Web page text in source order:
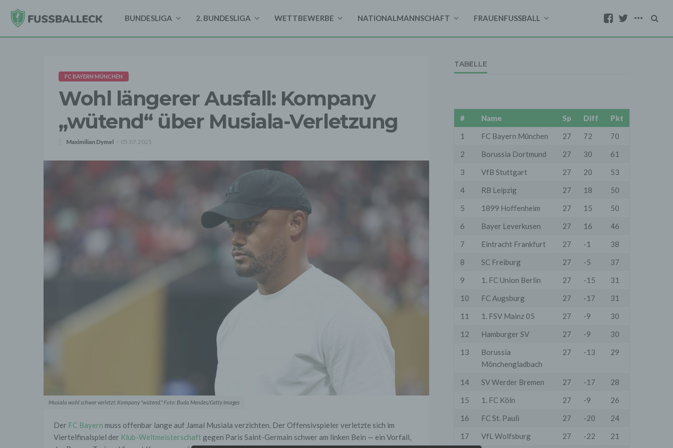
BUNDESLIGA 2. BUNDESLIGA WETTBEWERBE NATIONALMANNSCHAFT FRAUENFUSSBALL
FC BAYERN MÜNCHEN
Wohl längerer Ausfall: Kompany
„wütend“ über Musiala-Verletzung
Maximilian Dymel 05.07.2025
Musiala wohl schwer verletzt: Kompany "wütend." Foto: Buda Mendes/Getty Images
Der FC Bayern muss offenbar lange auf Jamal Musiala verzichten. Der Offensivspieler verletzte sich im
Viertelfinalspiel der Klub-Weltmeisterschaft gegen Paris Saint-Germain schwer am linken Bein — ein Vorfall,
TABELLE
# Name Sp Diff
Pkt
1
FC Bayern München 27 72
70
2
Borussia Dortmund 27 30
61
3
VfB Stuttgart 27 20
53
4
RB Leipzig 27 18
50
5
1899 Hoffenheim 27 15
50
6
Bayer Leverkusen 27 16
46
7
Eintracht Frankfurt 27 -1
38
8
SC Freiburg 27 -5
37
9
1. FC Union Berlin 27 -15
31
10
FC Augsburg 27 -17
31
11
1. FSV Mainz 05 27 -9
30
12
Hamburger SV 27 -9
30
13
Borussia
Mönchengladbach
27 -13 29
14 SV Werder Bremen 27 -17
28
15
1. FC Köln 27 -9
26
16
FC St. Pauli 27 -20
24
17
VfL Wolfsburg 27 -22
21